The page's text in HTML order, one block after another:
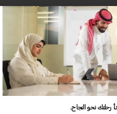
في موقعك - ​​إلى الأبد!
في موقعك - ​​إلى الأبد!
رحلتك نحو النجاح.